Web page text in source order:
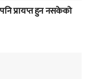
प्रायप्त हुन नसकेको